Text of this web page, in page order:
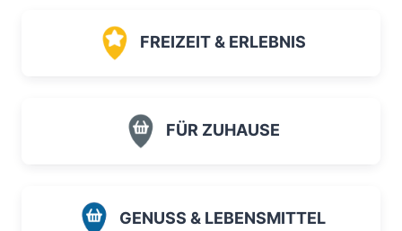
FREIZEIT & ERLEBNIS
FÜR ZUHAUSE
GENUSS & LEBENSMITTEL